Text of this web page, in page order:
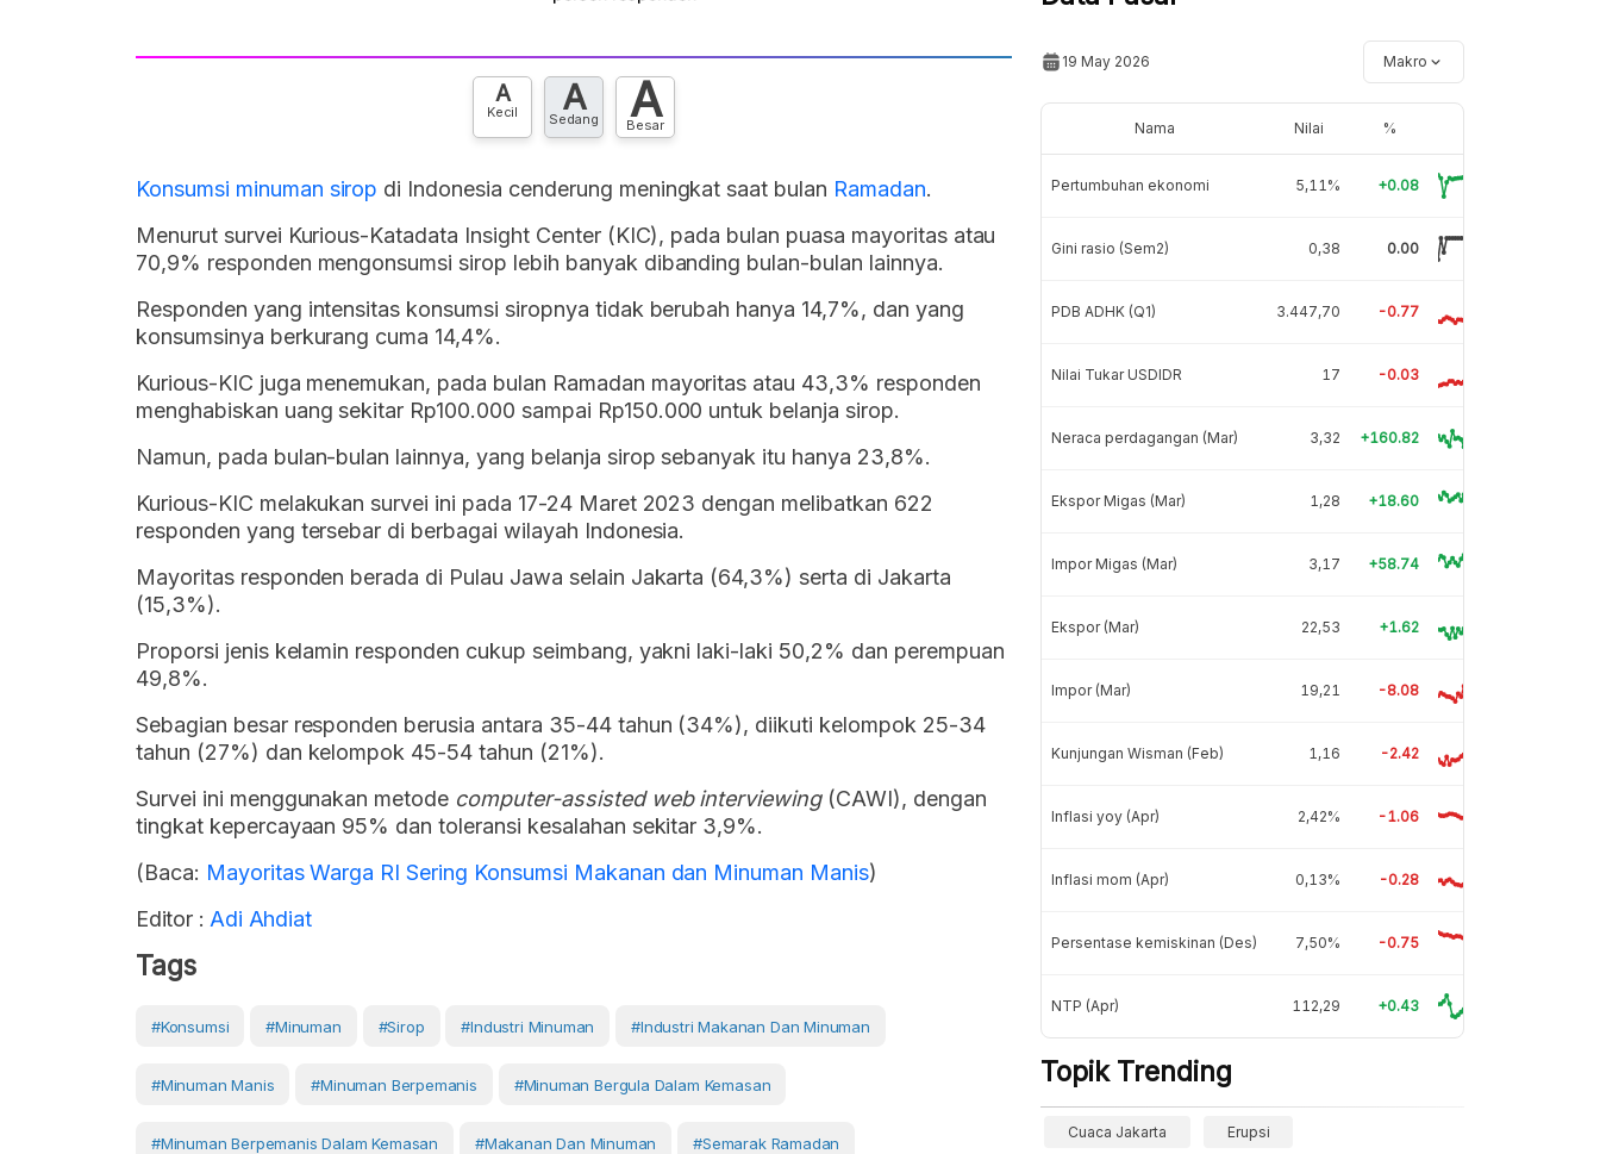
A
Kecil A
Sedang A
Besar
Konsumsi minuman sirop di Indonesia cenderung meningkat saat bulan Ramadan.
Menurut survei Kurious-Katadata Insight Center (KIC), pada bulan puasa mayoritas atau
70,9% responden mengonsumsi sirop lebih banyak dibanding bulan-bulan lainnya.
Responden yang intensitas konsumsi siropnya tidak berubah hanya 14,7%, dan yang
konsumsinya berkurang cuma 14,4%.
Kurious-KIC juga menemukan, pada bulan Ramadan mayoritas atau 43,3% responden
menghabiskan uang sekitar Rp100.000 sampai Rp150.000 untuk belanja sirop.
Namun, pada bulan-bulan lainnya, yang belanja sirop sebanyak itu hanya 23,8%.
Kurious-KIC melakukan survei ini pada 17-24 Maret 2023 dengan melibatkan 622
responden yang tersebar di berbagai wilayah Indonesia.
Mayoritas responden berada di Pulau Jawa selain Jakarta (64,3%) serta di Jakarta
(15,3%).
Proporsi jenis kelamin responden cukup seimbang, yakni laki-laki 50,2% dan perempuan
49,8%.
Sebagian besar responden berusia antara 35-44 tahun (34%), diikuti kelompok 25-34
tahun (27%) dan kelompok 45-54 tahun (21%).
Survei ini menggunakan metode computer-assisted web interviewing(CAWI), dengan
tingkat kepercayaan 95% dan toleransi kesalahan sekitar 3,9%.
(Baca: Mayoritas Warga RI Sering Konsumsi Makanan dan Minuman Manis)
Editor : Adi Ahdiat
Tags
#Konsumsi #Minuman #sirop #Industri Minuman #Industri Makanan Dan Minuman
#Minuman Manis #minuman Berpemanis #Minuman Bergula Dalam Kemasan
#Minuman Berpemanis Dalam Kemasan #makanan Dan Minuman #Semarak Ramadan
19 May 2026 Makro
Nama Nilai %
Pertumbuhan ekonomi 5,11% +0.08
Gini rasio (Sem2) 0,38 0.00
PDB ADHK (Q1) 3.447,70 -0.77
Nilai Tukar USDIDR 17 -0.03
Neraca perdagangan (Mar) 3,32 +160.82
Ekspor Migas (Mar) 1,28 +18.60
Impor Migas (Mar) 3,17 +58.74
Ekspor (Mar) 22,53 +1.62
Impor (Mar) 19,21 -8.08
Kunjungan Wisman (Feb) 1,16 -2.42
Inflasi yoy (Apr) 2,42% -1.06
Inflasi mom (Apr) 0,13% -0.28
Persentase kemiskinan (Des) 7,50% -0.75
NTP (Apr) 112,29 +0.43
Topik Trending
Cuaca Jakarta Erupsi